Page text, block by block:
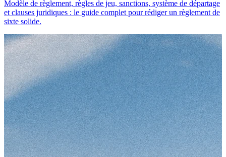
Modèle de règlement, règles de jeu, sanctions, système de départage
et clauses juridiques : le guide complet pour rédiger un règlement de
sixte solide.